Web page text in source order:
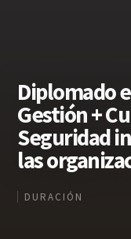
Diplomado
Gestión +
Seguridad
las
DURACIÓN